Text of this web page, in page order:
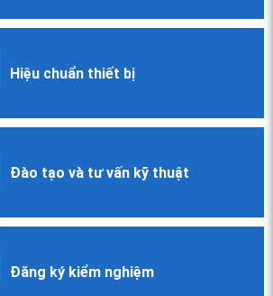
Hiệu chuẩn thiết bị
Đào tạo và tư vấn kỹ thuật
Đăng ký kiểm nghiệm